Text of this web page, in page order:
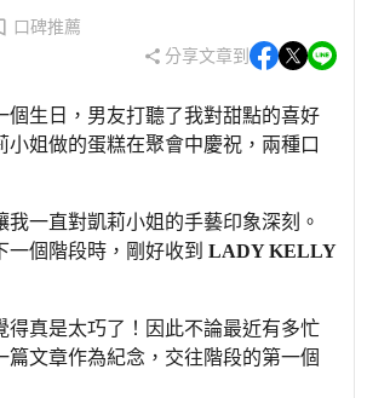
口碑推薦
分享文章到
個生日，男友打聽了我對甜點的喜好
小姐做的蛋糕在聚會中慶祝，兩種口
我一直對凱莉小姐的手藝印象深刻。
一個階段時，剛好收到 LADY KELLY
得真是太巧了！因此不論最近有多忙
篇文章作為紀念，交往階段的第一個